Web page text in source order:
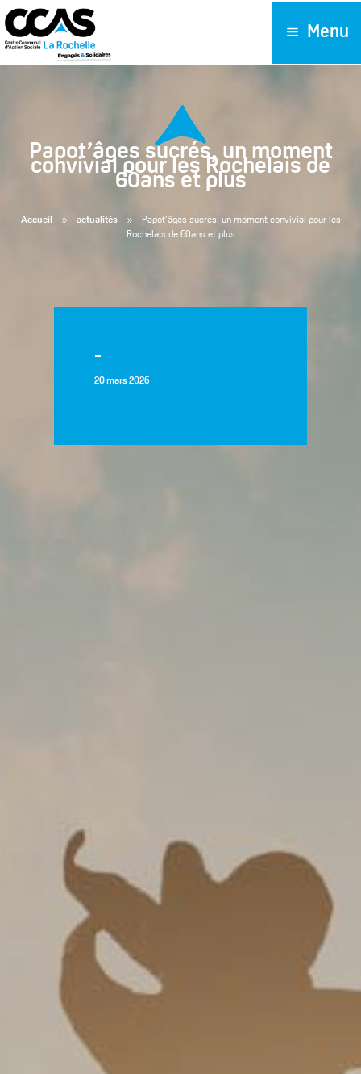
Menu
Papot’âges sucrés, un moment
convivial pour les Rochelais de
60ans et plus
Accueil 9 actualités 9
Papot’âges sucrés, un moment convivial pour les
Rochelais de 60ans et plus
-
20 mars 2026